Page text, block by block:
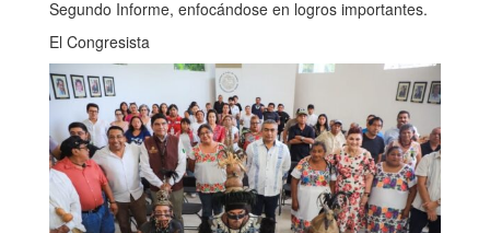
Segundo Informe, enfocándose en logros importantes.
El Congresista